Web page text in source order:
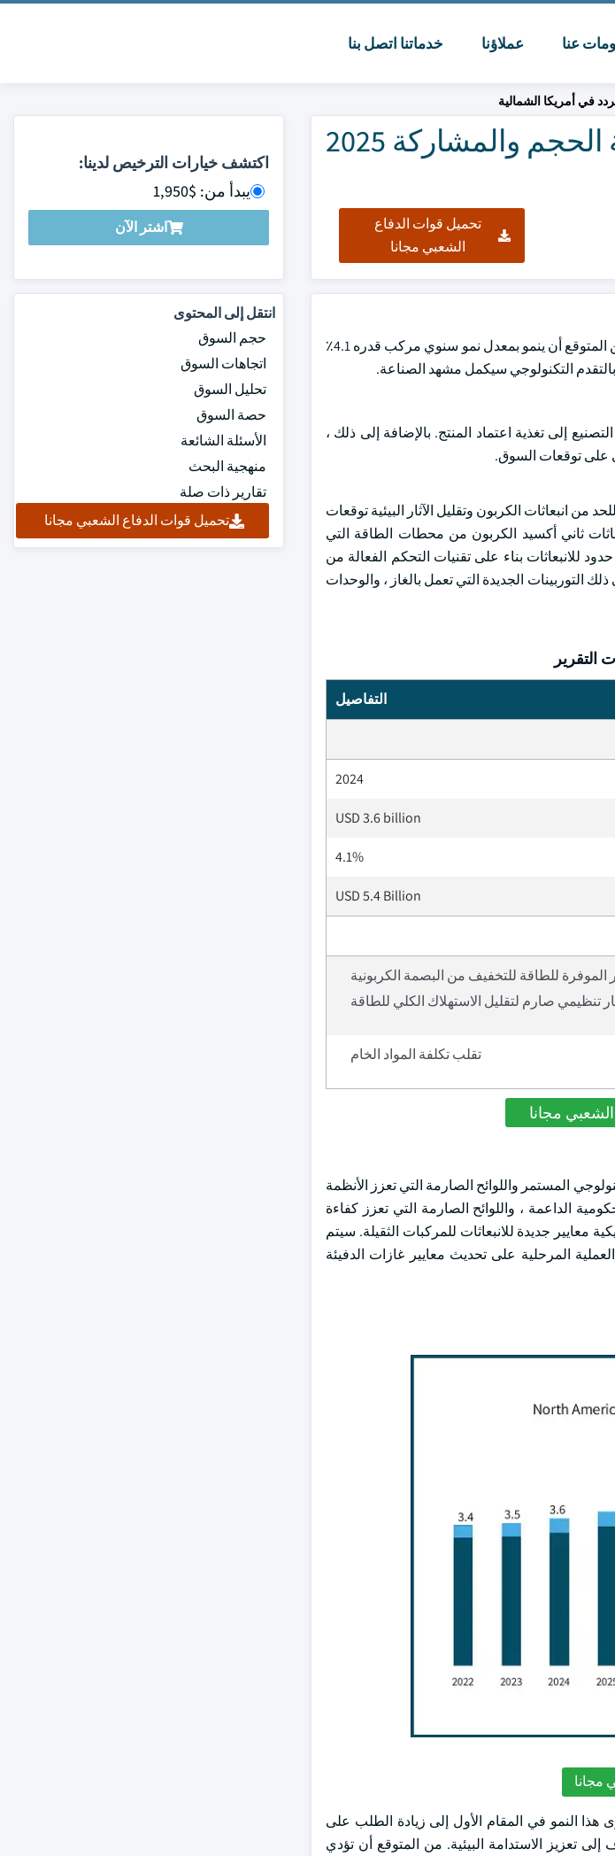
عنا عملاؤنا خدماتنا اتصل بنا
في أمريكا الشمالية
سوق محركات التيار المتردد في أمريكا الشمالية الحجم والمشاركة 2025
تحميل قوات الدفاع
الشعبي مجانا
اكتشف خيارات الترخيص لدينا:
يبدأ من: $1,950
اشتر الآن
بلغت قيمة سوق محركات التيار المتردد في أمريكا الشمالية في عام 2024 3.6 مليار دولار أمريكي ومن المتوقع أن ينمو بمعدل نمو سنوي مركب قدره 4.1٪
إلى تغذية اعتماد المنتج. بالإضافة إلى ذلك ،
على توقعات السوق.
من انبعاثات الكربون وتقليل الآثار البيئية توقعات
قدمت وكالة حماية البيئة مقترحات جديدة في مايو 2023 لتنظيم انبعاثات ثاني أكسيد الكربون من محطات الطاقة التي
للانبعاثات بناء على تقنيات التحكم الفعالة من
التوربينات الجديدة التي تعمل بالغاز ، والوحدات
التقرير
التفاصيل
2024
USD 3.6 billion
4.1%
USD 5.4 Billion
الموفرة للطاقة للتخفيف من البصمة الكربونية
تنظيمي صارم لتقليل الاستهلاك الكلي للطاقة
تقلب تكلفة المواد الخام
مجانا
المستمر واللوائح الصارمة التي تعزز الأنظمة
الداعمة ، واللوائح الصارمة التي تعزز كفاءة
، قدمت وكالة حماية البيئة الأمريكية معايير جديدة للانبعاثات للمركبات الثقيلة. سيتم
على المركبات بدءا من عام 2032 وستبدأ تدريجيا اعتبارا من عام 2027. تعمل العملية المرحلية على تحديث معايير غازات الدفيئة
مجانا
قطاع الجهد المنخفض بأكثر من 4.7 مليار دولار أمريكي بحلول عام 2034. ويعزى هذا النمو في المقام الأول إلى زيادة الطلب على
تعزيز الاستدامة البيئية. من المتوقع أن تؤدي
انتقل إلى المحتوى
حجم السوق
اتجاهات السوق
تحليل السوق
حصة السوق
الأسئلة الشائعة
منهجية البحث
تقارير ذات صلة
تحميل قوات الدفاع الشعبي مجانا